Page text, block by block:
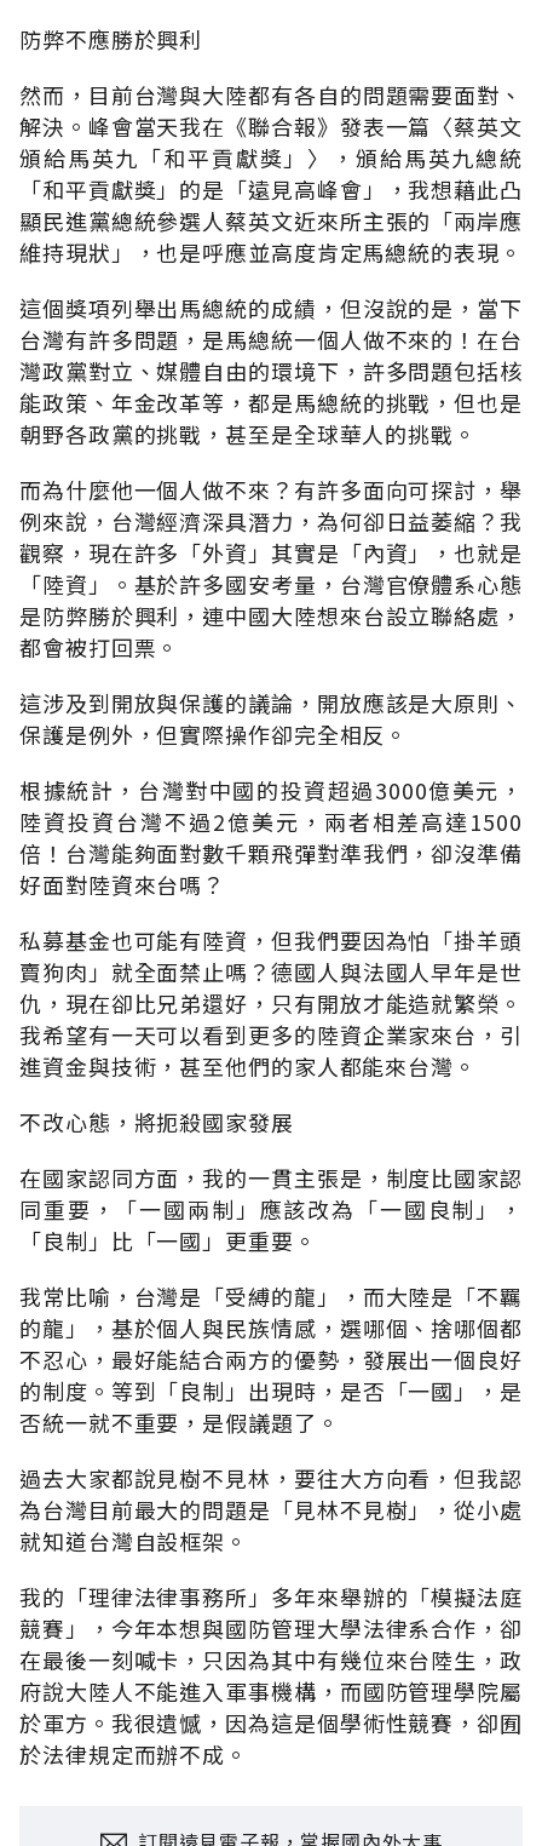
防弊不應勝於興利
然而，目前台灣與大陸都有各自的問題需要面對、
解決。峰會當天我在《聯合報》發表一篇〈蔡英文
頒給馬英九「和平貢獻獎」〉，頒給馬英九總統
「和平貢獻獎」的是「遠見高峰會」，我想藉此凸
顯民進黨總統參選人蔡英文近來所主張的「兩岸應
維持現狀」，也是呼應並高度肯定馬總統的表現。
這個獎項列舉出馬總統的成績，但沒說的是，當下
台灣有許多問題，是馬總統一個人做不來的！在台
灣政黨對立、媒體自由的環境下，許多問題包括核
能政策、年金改革等，都是馬總統的挑戰，但也是
朝野各政黨的挑戰，甚至是全球華人的挑戰。
而為什麼他一個人做不來？有許多面向可探討，舉
例來說，台灣經濟深具潛力，為何卻日益萎縮？我
觀察，現在許多「外資」其實是「內資」，也就是
「陸資」。基於許多國安考量，台灣官僚體系心態
是防弊勝於興利，連中國大陸想來台設立聯絡處，
都會被打回票。
這涉及到開放與保護的議論，開放應該是大原則、
保護是例外，但實際操作卻完全相反。
根據統計，台灣對中國的投資超過3000億美元，
陸資投資台灣不過2億美元，兩者相差高達1500
倍！台灣能夠面對數千顆飛彈對準我們，卻沒準備
好面對陸資來台嗎？
私募基金也可能有陸資，但我們要因為怕「掛羊頭
賣狗肉」就全面禁止嗎？德國人與法國人早年是世
仇，現在卻比兄弟還好，只有開放才能造就繁榮。
我希望有一天可以看到更多的陸資企業家來台，引
進資金與技術，甚至他們的家人都能來台灣。
不改心態，將扼殺國家發展
在國家認同方面，我的一貫主張是，制度比國家認
同重要，「一國兩制」應該改為「一國良制」，
「良制」比「一國」更重要。
我常比喻，台灣是「受縛的龍」，而大陸是「不羈
的龍」，基於個人與民族情感，選哪個、捨哪個都
不忍心，最好能結合兩方的優勢，發展出一個良好
的制度。等到「良制」出現時，是否「一國」，是
否統一就不重要，是假議題了。
過去大家都說見樹不見林，要往大方向看，但我認
為台灣目前最大的問題是「見林不見樹」，從小處
就知道台灣自設框架。
我的「理律法律事務所」多年來舉辦的「模擬法庭
競賽」，今年本想與國防管理大學法律系合作，卻
在最後一刻喊卡，只因為其中有幾位來台陸生，政
府說大陸人不能進入軍事機構，而國防管理學院屬
於軍方。我很遺憾，因為這是個學術性競賽，卻囿
於法律規定而辦不成。